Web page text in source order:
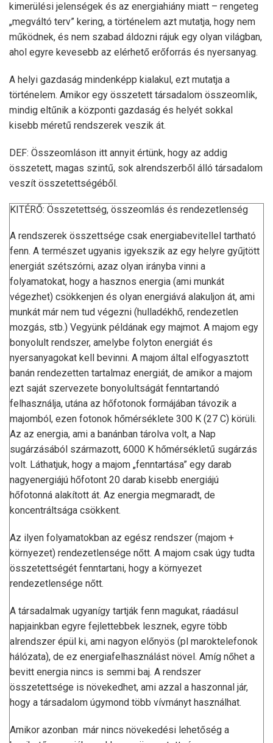
kimerülési jelenségek és az energiahiány miatt – rengeteg
„megváltó terv” kering, a történelem azt mutatja, hogy nem
működnek, és nem szabad áldozni rájuk egy olyan világban,
ahol egyre kevesebb az elérhető erőforrás és nyersanyag.
A helyi gazdaság mindenképp kialakul, ezt mutatja a
történelem. Amikor egy összetett társadalom összeomlik,
mindig eltűnik a központi gazdaság és helyét sokkal
kisebb méretű rendszerek veszik át.
DEF: Összeomláson itt annyit értünk, hogy az addig
összetett, magas szintű, sok alrendszerből álló társadalom
veszít összetettségéből.
KITÉRŐ: Összetettség, összeomlás és rendezetlenség
A rendszerek összettsége csak energiabevitellel tartható
fenn. A természet ugyanis igyekszik az egy helyre gyűjtött
energiát szétszórni, azaz olyan irányba vinni a
folyamatokat, hogy a hasznos energia (ami munkát
végezhet) csökkenjen és olyan energiává alakuljon át, ami
munkát már nem tud végezni (hulladékhő, rendezetlen
mozgás, stb.) Vegyünk példának egy majmot. A majom egy
bonyolult rendszer, amelybe folyton energiát és
nyersanyagokat kell bevinni. A majom által elfogyasztott
banán rendezetten tartalmaz energiát, de amikor a majom
ezt saját szervezete bonyolultságát fenntartandó
felhasználja, utána az hőfotonok formájában távozik a
majomból, ezen fotonok hőmérséklete 300 K (27 C) körüli.
Az az energia, ami a banánban tárolva volt, a Nap
sugárzásából származott, 6000 K hőmérsékletű sugárzás
volt. Láthatjuk, hogy a majom „fenntartása” egy darab
nagyenergiájú hőfotont 20 darab kisebb energiájú
hőfotonná alakított át. Az energia megmaradt, de
koncentráltsága csökkent.
Az ilyen folyamatokban az egész rendszer (majom +
környezet) rendezetlensége nőtt. A majom csak úgy tudta
összetettségét fenntartani, hogy a környezet
rendezetlensége nőtt.
A társadalmak ugyanígy tartják fenn magukat, ráadásul
napjainkban egyre fejlettebbek lesznek, egyre több
alrendszer épül ki, ami nagyon előnyös (pl maroktelefonok
hálózata), de ez energiafelhasználást növel. Amíg nőhet a
bevitt energia nincs is semmi baj. A rendszer
összetettsége is növekedhet, ami azzal a haszonnal jár,
hogy a társadalom úgymond több vívmányt használhat.
Amikor azonban már nincs növekedési lehetőség a